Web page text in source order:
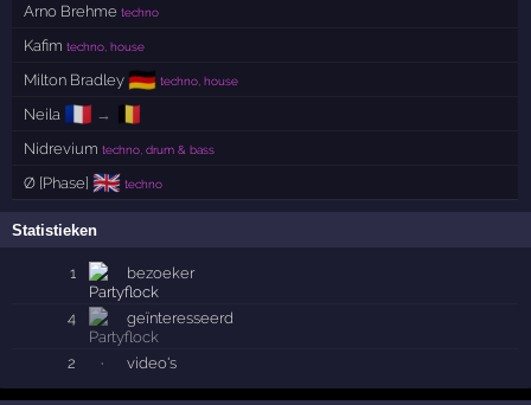
Arno Brehme techno
Kafim techno, house
Milton Bradley 🇩🇪 techno, house
Neila 🇫🇷 → 🇧🇪
Nidrevium techno, drum & bass
Ø [Phase] 🇬🇧 techno
Statistieken
1 bezoeker
4 geïnteresseerd
2 · video's